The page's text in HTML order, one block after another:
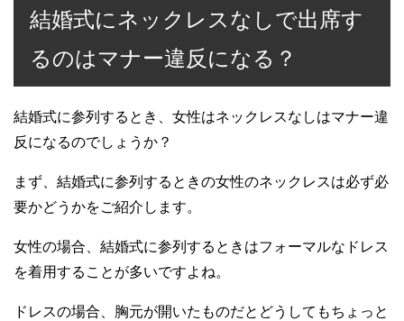
結婚式にネックレスなしで出席す
るのはマナー違反になる？
結婚式に参列するとき、女性はネックレスなしはマナー違
反になるのでしょうか？
まず、結婚式に参列するときの女性のネックレスは必ず必
要かどうかをご紹介します。
女性の場合、結婚式に参列するときはフォーマルなドレス
を着用することが多いですよね。
ドレスの場合、胸元が開いたものだとどうしてもちょっと